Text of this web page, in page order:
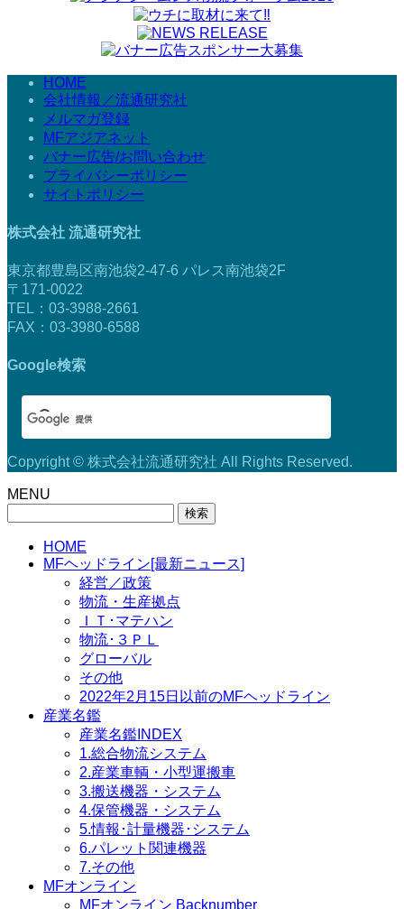
HOME
会社情報／流通研究社
メルマガ登録
MFアジアネット
バナー広告/お問い合わせ
プライバシーポリシー
サイトポリシー
株式会社 流通研究社
東京都豊島区南池袋2-47-6 パレス南池袋2F
〒171-0022
TEL：03-3988-2661
FAX：03-3980-6588
Google検索
Copyright © 株式会社流通研究社 All Rights Reserved.
MENU
HOME
MFヘッドライン[最新ニュース]
経営／政策
物流・生産拠点
ＩＴ･マテハン
物流･３ＰＬ
グローバル
その他
2022年2月15日以前のMFヘッドライン
産業名鑑
産業名鑑INDEX
1.総合物流システム
2.産業車輌・小型運搬車
3.搬送機器・システム
4.保管機器・システム
5.情報･計量機器･システム
6.パレット関連機器
7.その他
MFオンライン
MFオンライン Backnumber